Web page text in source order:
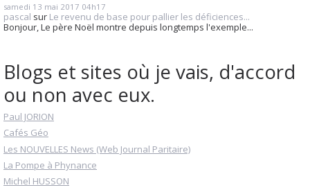
samedi 13 mai 2017 04h17
pascal sur Le revenu de base pour pallier les déficiences...
Bonjour, Le père Noël montre depuis longtemps l'exemple...
Blogs et sites où je vais, d'accord
ou non avec eux.
Paul JORION
Cafés Géo
Les NOUVELLES News (Web Journal Paritaire)
La Pompe à Phynance
Michel HUSSON